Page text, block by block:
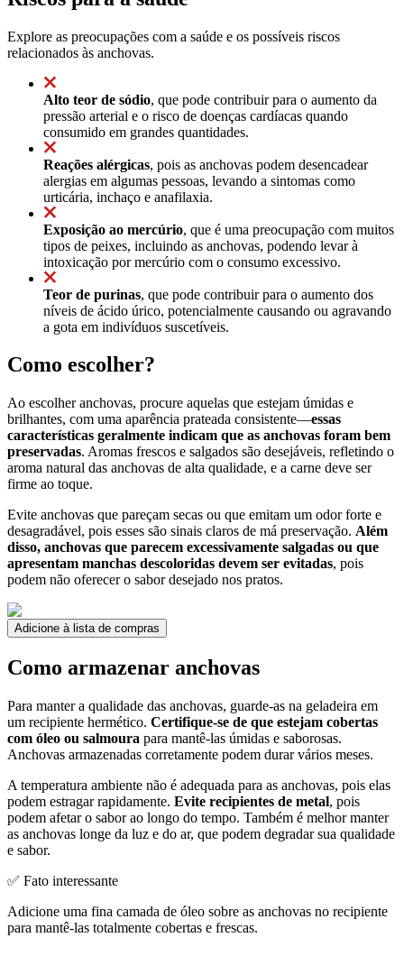
Explore as preocupações com a saúde e os possíveis riscos
relacionados às anchovas.
Alto teor de sódio, que pode contribuir para o aumento da
pressão arterial e o risco de doenças cardíacas quando
consumido em grandes quantidades.
Reações alérgicas, pois as anchovas podem desencadear
alergias em algumas pessoas, levando a sintomas como
urticária, inchaço e anafilaxia.
Exposição ao mercúrio, que é uma preocupação com muitos
tipos de peixes, incluindo as anchovas, podendo levar à
intoxicação por mercúrio com o consumo excessivo.
Teor de purinas, que pode contribuir para o aumento dos
níveis de ácido úrico, potencialmente causando ou agravando
a gota em indivíduos suscetíveis.
Como escolher?
Ao escolher anchovas, procure aquelas que estejam úmidas e
brilhantes, com uma aparência prateada consistente—essas
características geralmente indicam que as anchovas foram bem
preservadas. Aromas frescos e salgados são desejáveis, refletindo o
aroma natural das anchovas de alta qualidade, e a carne deve ser
firme ao toque.
Evite anchovas que pareçam secas ou que emitam um odor forte e
desagradável, pois esses são sinais claros de má preservação. Além
disso, anchovas que parecem excessivamente salgadas ou que
apresentam manchas descoloridas devem ser evitadas, pois
podem não oferecer o sabor desejado nos pratos.
Adicione à lista de compras
Como armazenar anchovas
Para manter a qualidade das anchovas, guarde-as na geladeira em
um recipiente hermético. Certifique-se de que estejam cobertas
com óleo ou salmoura para mantê-las úmidas e saborosas.
Anchovas armazenadas corretamente podem durar vários meses.
A temperatura ambiente não é adequada para as anchovas, pois elas
podem estragar rapidamente. Evite recipientes de metal, pois
podem afetar o sabor ao longo do tempo. Também é melhor manter
as anchovas longe da luz e do ar, que podem degradar sua qualidade
e sabor.
✅ Fato interessante
Adicione uma fina camada de óleo sobre as anchovas no recipiente
para mantê-las totalmente cobertas e frescas.